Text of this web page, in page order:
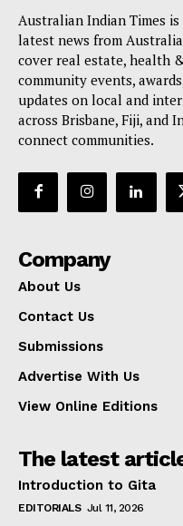
Australian Indian Times
latest news from
cover real estate, health
community events,
updates on local and
across Brisbane, Fiji, and
connect communities.
Company
About Us
Contact Us
Submissions
Advertise With Us
View Online Editions
The latest
Introduction to Gita
EDITORIALS Jul 11, 2026